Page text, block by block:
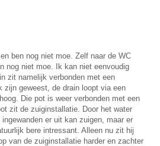
ben nog niet moe. Zelf naar de WC
nog niet moe. Ik kan niet eenvoudig
zit namelijk verbonden met een
zijn geweest, de drain loopt via een
Die pot is weer verbonden met een
zit de zuiginstallatie. Door het water
er uit kan zuigen, maar er
bere intressant. Alleen nu zit hij
van de zuiginstallatie harder en zachter